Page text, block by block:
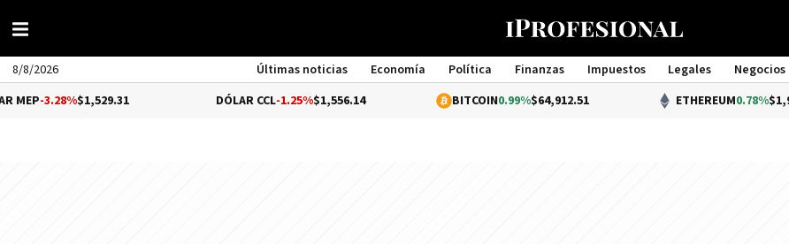
8/8/2026 Últimas noticias Economía Política Finanzas Impuestos Legales Negocios
Management
$1,529.31 -1.25%$1,556.14 0.99%$64,912.51 ETHEREUM0.78%$1,914.44